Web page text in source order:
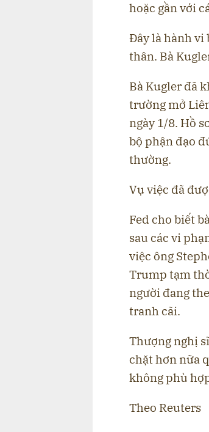
hoặc gần với
Đây là hành vi
thân. Bà
Bà Kugler đã
trường mở
ngày 1/8. Hồ
bộ phận đạo
thường.
Vụ việc đã
Fed cho biết
sau các vi
việc ông
Trump tạm
người đang
tranh cãi.
Thượng nghị
chặt hơn nữa
không phù
Theo Reuters